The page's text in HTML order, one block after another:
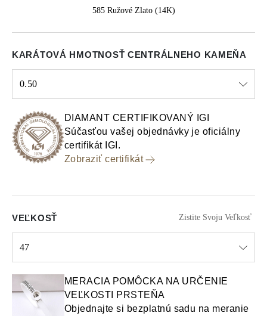
585 Ružové Zlato (14K)
KARÁTOVÁ HMOTNOSŤ CENTRÁLNEHO KAMEŇA
0.50
DIAMANT CERTIFIKOVANÝ IGI
Súčasťou vašej objednávky je oficiálny
certifikát IGI.
Zobraziť certifikát
VEĽKOSŤ Zistite Svoju Veľkosť
47
MERACIA POMÔCKA NA URČENIE
VEĽKOSTI PRSTEŇA
Objednajte si bezplatnú sadu na meranie